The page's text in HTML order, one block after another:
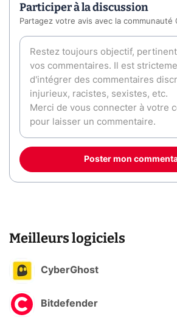
Participer à la discussion
Partagez votre avis avec la communauté
Poster mon
Meilleurs logiciels
CyberGhost
Bitdefender